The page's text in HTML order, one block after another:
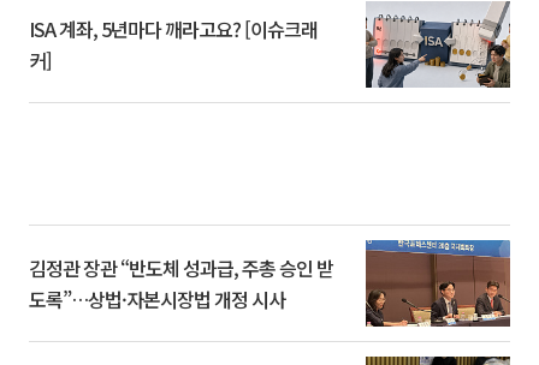
ISA 계좌, 5년마다 깨라고요? [이슈크래
커]
김정관 장관 “반도체 성과급, 주총 승인 받
도록”…상법·자본시장법 개정 시사